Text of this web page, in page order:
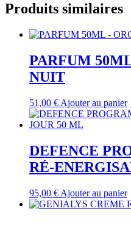
Produits similaires
PARFUM
NUIT
51,00 € Ajouter au panier
DEFENCE
RÉ-
95,00 € Ajouter au panier